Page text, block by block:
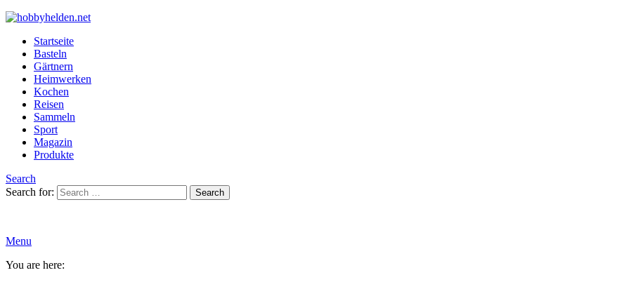
Startseite
Basteln
Gärtnern
Heimwerken
Kochen
Reisen
Sammeln
Sport
Magazin
Produkte
Search
Search for:
Search
Menu
You are here: